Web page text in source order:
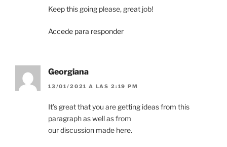
Keep this going please, great job!
Accede para responder
Georgiana
13/01/2021 A LAS 2:19 PM
It’s great that you are getting ideas from this
paragraph as well as from
our discussion made here.